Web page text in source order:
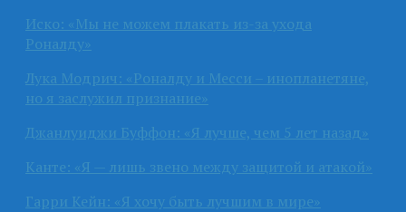
Иско: «Мы не можем плакать из-за ухода
Роналду»
Лука Модрич: «Роналду и Месси – инопланетяне,
но я заслужил признание»
Джанлуиджи Буффон: «Я лучше, чем 5 лет назад»
Канте: «Я — лишь звено между защитой и атакой»
Гарри Кейн: «Я хочу быть лучшим в мире»